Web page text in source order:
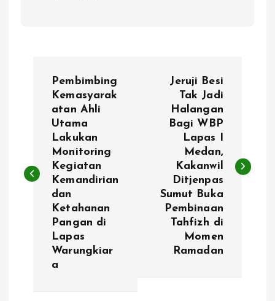
i
Pembimbing
Kemasyarak
atan Ahli
Utama
Lakukan
Monitoring
Kegiatan
Kemandirian
dan
Ketahanan
Pangan di
Lapas
Warungkiar
a
Jeruji Besi
Tak Jadi
Halangan
Bagi WBP
Lapas I
Medan,
Kakanwil
Ditjenpas
Sumut Buka
Pembinaan
Tahfizh di
Momen
Ramadan